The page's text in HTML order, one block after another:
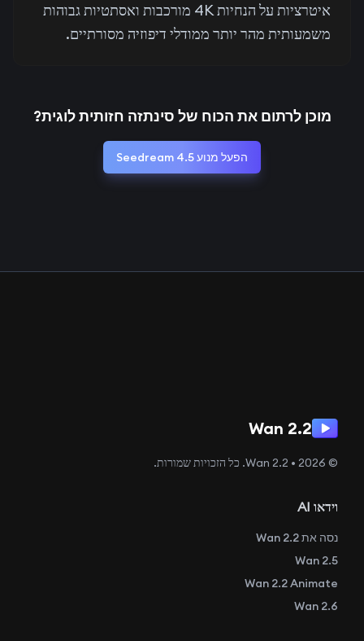
איטרציות על הנחיות 4K מורכבות ואסתטיות גבוהות
משמעותית מהר יותר ממודלי דיפוזיה מסורתיים.
מוכן לרתום את הכוח של סינתזה חזותית לוגית?
הפעל מנוע Seedream 4.5
Wan 2.2
© 2026 • Wan 2.2. כל הזכויות שמורות.
וידאו AI
נסה את Wan 2.2
Wan 2.5
Wan 2.2 Animate
Wan 2.6